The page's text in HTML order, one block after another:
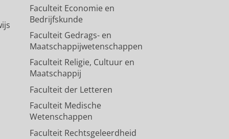
Faculteit Economie en
Bedrijfskunde
Faculteit Gedrags- en
Maatschappijwetenschappen
Faculteit Religie, Cultuur en
Maatschappij
Faculteit der Letteren
Faculteit Medische
Wetenschappen
Faculteit Rechtsgeleerdheid